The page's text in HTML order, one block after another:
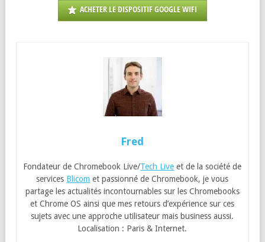
ACHETER LE DISPOSITIF GOOGLE WIFI
Fred
Fondateur de Chromebook Live/Tech Live et de la société de
services Blicom et passionné de Chromebook, je vous
partage les actualités incontournables sur les Chromebooks
et Chrome OS ainsi que mes retours d’expérience sur ces
sujets avec une approche utilisateur mais business aussi.
Localisation : Paris & Internet.